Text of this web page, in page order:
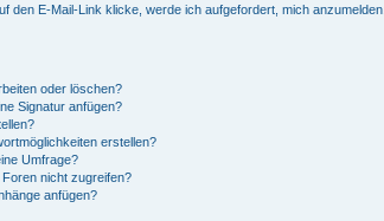
den E-Mail-Link klicke, werde ich aufgefordert, mich anzumelden.
oder löschen?
Signatur anfügen?
erstellen?
Umfrage?
nicht zugreifen?
anfügen?